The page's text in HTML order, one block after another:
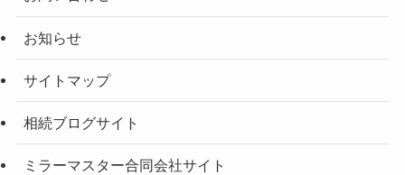
お知らせ
サイトマップ
相続ブログサイト
ミラーマスター合同会社サイト